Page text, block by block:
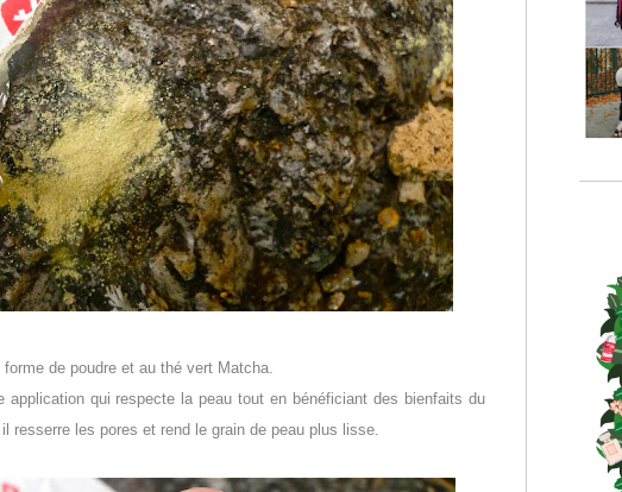
de poudre et au thé vert Matcha.
application qui respecte la peau tout en bénéficiant des bienfaits du
les pores et rend le grain de peau plus lisse.